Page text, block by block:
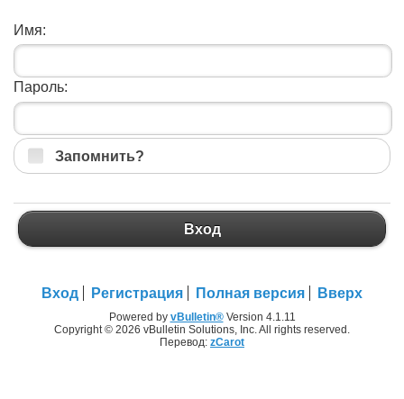
Имя:
Пароль:
Запомнить?
Вход
Вход Регистрация Полная версия Вверх
Powered by vBulletin®Version 4.1.11
Copyright © 2026 vBulletin Solutions, Inc. All rights reserved.
Перевод: zCarot